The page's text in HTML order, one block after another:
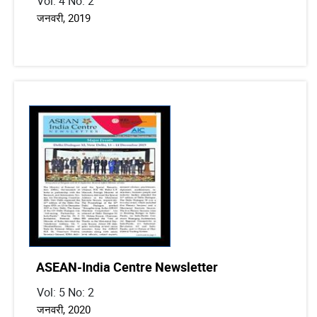
जनवरी, 2019
ASEAN-India Centre Newsletter
Vol: 5 No: 2
जनवरी, 2020